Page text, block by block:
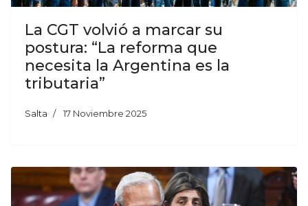
La CGT volvió a marcar su
postura: “La reforma que
necesita la Argentina es la
tributaria”
Salta 17 Noviembre 2025